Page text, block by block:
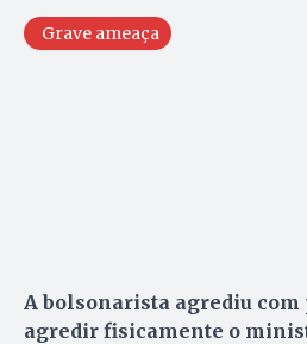
Grave ameaça
A bolsonarista agrediu com
agredir fisicamente o